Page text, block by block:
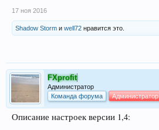
17 ноя 2016
Shadow Storm и well72 нравится это.
FXprofit
Администратор
Команда форума
Администратор
Описание настроек версии 1,4: